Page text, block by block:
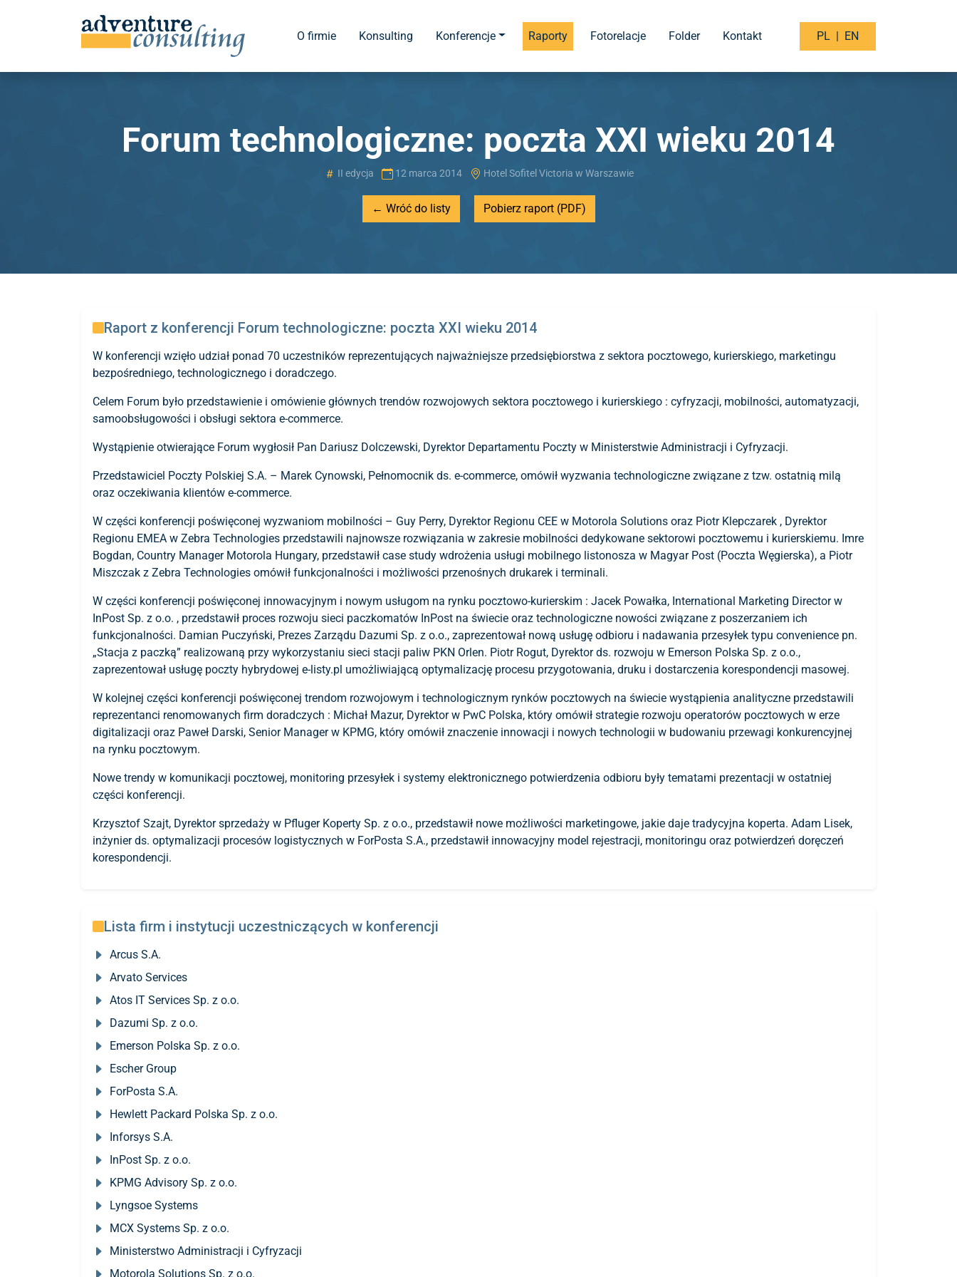
O firmie Konsulting Konferencje Raporty Fotorelacje Folder Kontakt PL | EN
Forum technologiczne: poczta XXI wieku 2014
II edycja 12 marca 2014 Hotel Sofitel Victoria w Warszawie
← Wróć do listy Pobierz raport (PDF)
Raport z konferencji Forum technologiczne: poczta XXI wieku 2014
W konferencji wzięło udział ponad 70 uczestników reprezentujących najważniejsze przedsiębiorstwa z sektora pocztowego, kurierskiego, marketingu
bezpośredniego, technologicznego i doradczego.
Celem Forum było przedstawienie i omówienie głównych trendów rozwojowych sektora pocztowego i kurierskiego : cyfryzacji, mobilności, automatyzacji,
samoobsługowości i obsługi sektora e-commerce.
Wystąpienie otwierające Forum wygłosił Pan Dariusz Dolczewski, Dyrektor Departamentu Poczty w Ministerstwie Administracji i Cyfryzacji.
Przedstawiciel Poczty Polskiej S.A. – Marek Cynowski, Pełnomocnik ds. e-commerce, omówił wyzwania technologiczne związane z tzw. ostatnią milą
oraz oczekiwania klientów e-commerce.
W części konferencji poświęconej wyzwaniom mobilności – Guy Perry, Dyrektor Regionu CEE w Motorola Solutions oraz Piotr Klepczarek , Dyrektor
Regionu EMEA w Zebra Technologies przedstawili najnowsze rozwiązania w zakresie mobilności dedykowane sektorowi pocztowemu i kurierskiemu. Imre
Bogdan, Country Manager Motorola Hungary, przedstawił case study wdrożenia usługi mobilnego listonosza w Magyar Post (Poczta Węgierska), a Piotr
Miszczak z Zebra Technologies omówił funkcjonalności i możliwości przenośnych drukarek i terminali.
W części konferencji poświęconej innowacyjnym i nowym usługom na rynku pocztowo-kurierskim : Jacek Powałka, International Marketing Director w
InPost Sp. z o.o. , przedstawił proces rozwoju sieci paczkomatów InPost na świecie oraz technologiczne nowości związane z poszerzaniem ich
funkcjonalności. Damian Puczyński, Prezes Zarządu Dazumi Sp. z o.o., zaprezentował nową usługę odbioru i nadawania przesyłek typu convenience pn.
„Stacja z paczką” realizowaną przy wykorzystaniu sieci stacji paliw PKN Orlen. Piotr Rogut, Dyrektor ds. rozwoju w Emerson Polska Sp. z o.o.,
zaprezentował usługę poczty hybrydowej e-listy.pl umożliwiającą optymalizację procesu przygotowania, druku i dostarczenia korespondencji masowej.
W kolejnej części konferencji poświęconej trendom rozwojowym i technologicznym rynków pocztowych na świecie wystąpienia analityczne przedstawili
reprezentanci renomowanych firm doradczych : Michał Mazur, Dyrektor w PwC Polska, który omówił strategie rozwoju operatorów pocztowych w erze
digitalizacji oraz Paweł Darski, Senior Manager w KPMG, który omówił znaczenie innowacji i nowych technologii w budowaniu przewagi konkurencyjnej
na rynku pocztowym.
Nowe trendy w komunikacji pocztowej, monitoring przesyłek i systemy elektronicznego potwierdzenia odbioru były tematami prezentacji w ostatniej
części konferencji.
Krzysztof Szajt, Dyrektor sprzedaży w Pfluger Koperty Sp. z o.o., przedstawił nowe możliwości marketingowe, jakie daje tradycyjna koperta. Adam Lisek,
inżynier ds. optymalizacji procesów logistycznych w ForPosta S.A., przedstawił innowacyjny model rejestracji, monitoringu oraz potwierdzeń doręczeń
korespondencji.
Lista firm i instytucji uczestniczących w konferencji
Arcus S.A.
Arvato Services
Atos IT Services Sp. z o.o.
Dazumi Sp. z o.o.
Emerson Polska Sp. z o.o.
Escher Group
ForPosta S.A.
Hewlett Packard Polska Sp. z o.o.
Inforsys S.A.
InPost Sp. z o.o.
KPMG Advisory Sp. z o.o.
Lyngsoe Systems
MCX Systems Sp. z o.o.
Ministerstwo Administracji i Cyfryzacji
Motorola Solutions Sp. z o.o.